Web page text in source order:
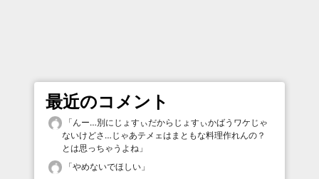
最近のコメント
「んー…別にじょすぃだからじょすぃかばうワケじゃ
ないけどさ…じゃあテメェはまともな料理作れんの？
とは思っちゃうよね 」
「やめないでほしい 」